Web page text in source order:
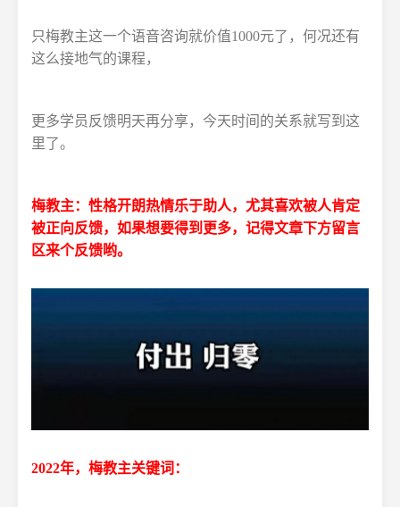
只梅教主这一个语音咨询就价值1000元了，何况还有
这么接地气的课程，
更多学员反馈明天再分享，今天时间的关系就写到这
里了。
梅教主：性格开朗热情乐于助人，尤其喜欢被人肯定
被正向反馈，如果想要得到更多，记得文章下方留言
区来个反馈哟。
2022年，梅教主关键词：